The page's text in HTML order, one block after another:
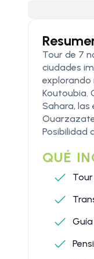
Tour de 7
ciudades
explorando
Koutoubia.
Sahara, las
Posibilidad
QUÉ